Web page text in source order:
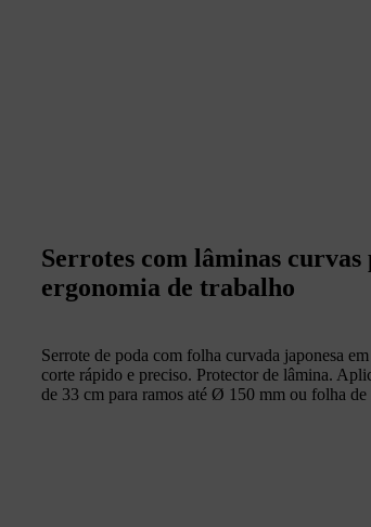
Serrotes com lâminas
ergonomia de trabalho
Serrote de poda com folha curvada japonesa
corte rápido e preciso. Protector de lâmina.
de 33 cm para ramos até Ø 150 mm ou folha